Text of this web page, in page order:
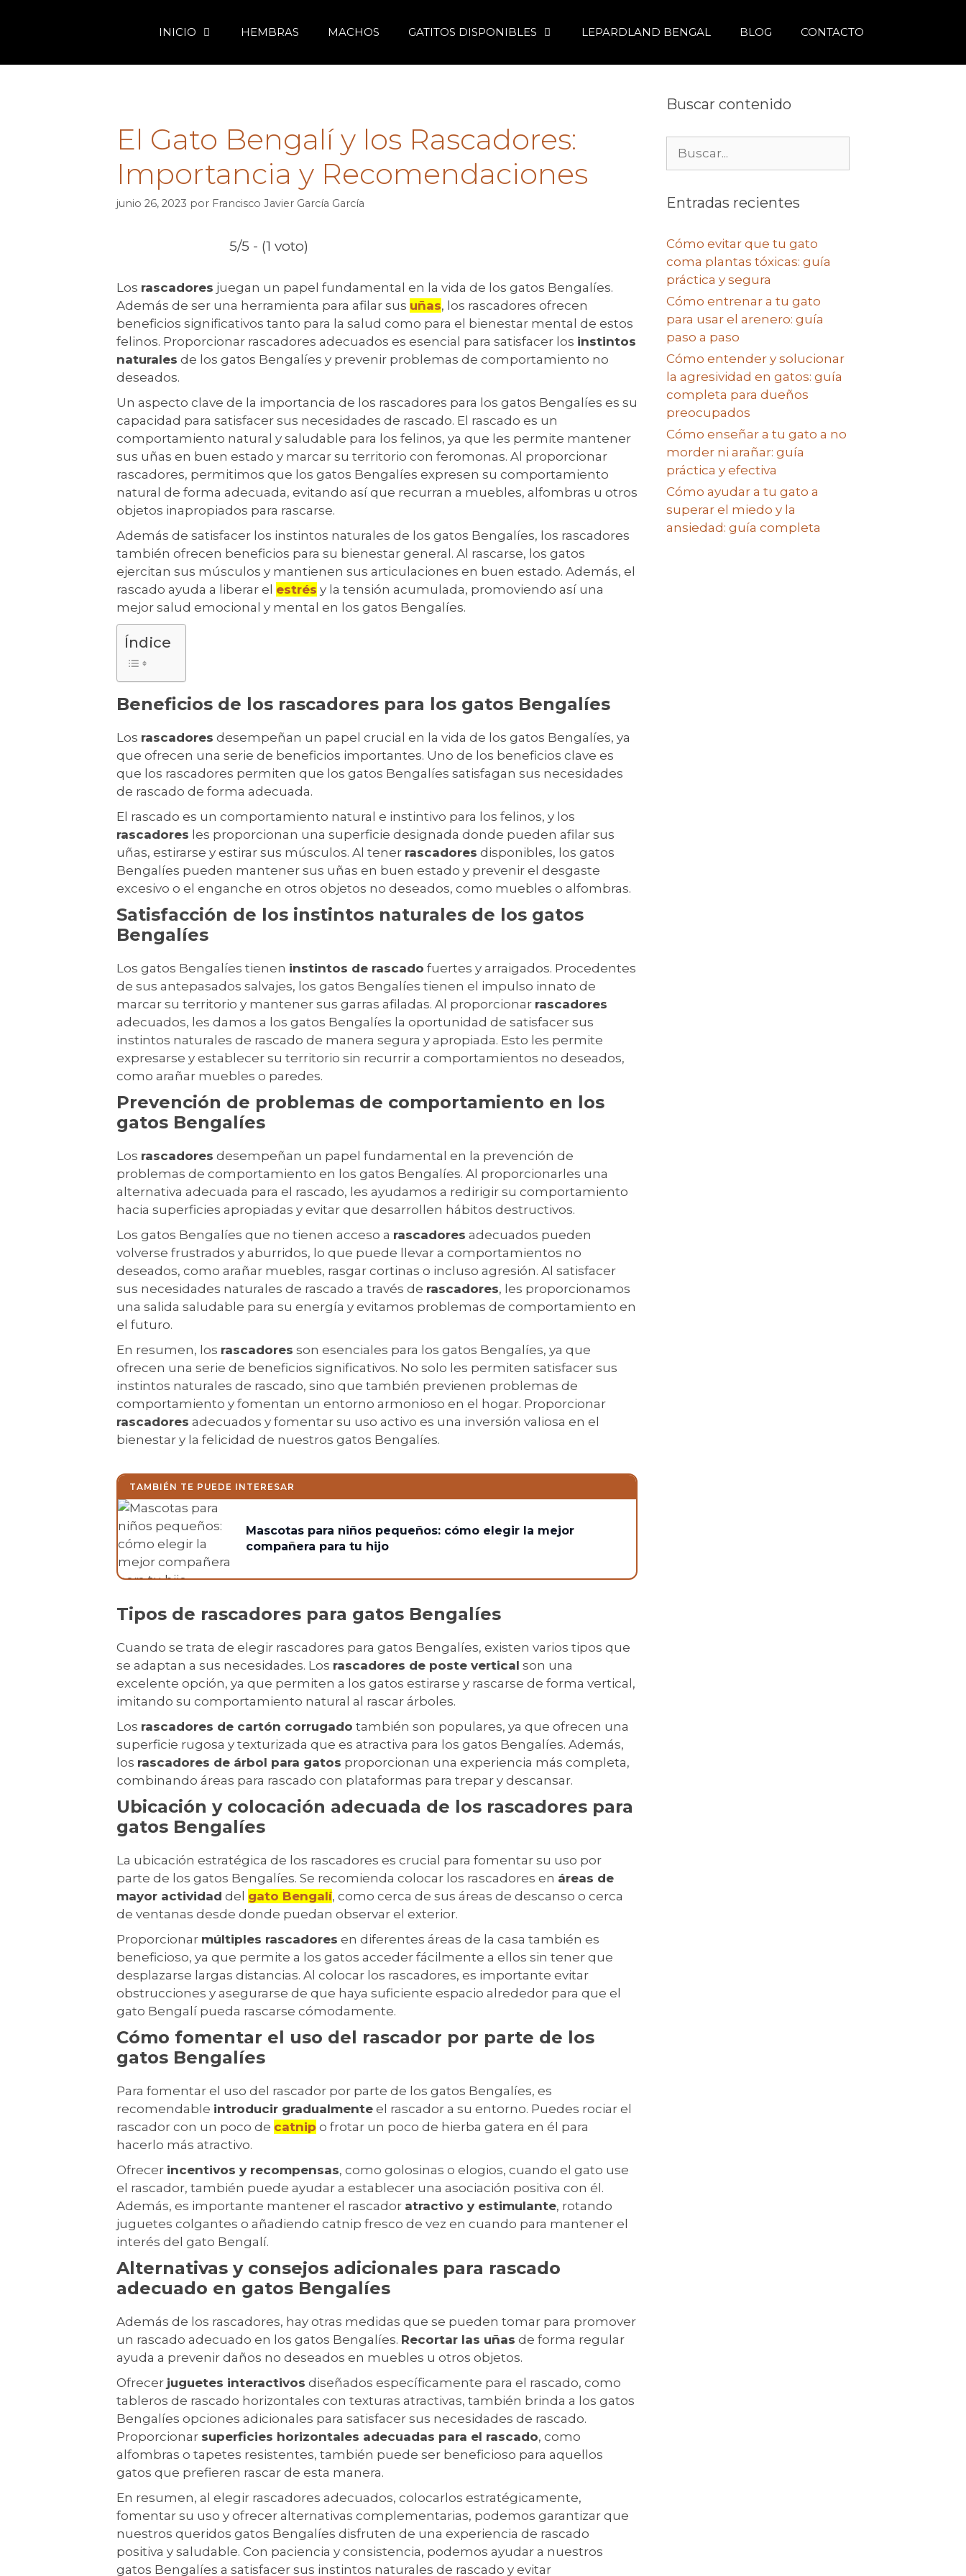
INICIO HEMBRAS MACHOS GATITOS DISPONIBLES LEPARDLAND BENGAL BLOG CONTACTO
El Gato Bengalí y los Rascadores:
Importancia y Recomendaciones
junio 26, 2023 por Francisco Javier García García
5/5 - (1 voto)
Los rascadores juegan un papel fundamental en la vida de los gatos Bengalíes.
Además de ser una herramienta para afilar sus uñas, los rascadores ofrecen
beneficios significativos tanto para la salud como para el bienestar mental de estos
felinos. Proporcionar rascadores adecuados es esencial para satisfacer los instintos
naturales de los gatos Bengalíes y prevenir problemas de comportamiento no
deseados.
Un aspecto clave de la importancia de los rascadores para los gatos Bengalíes es su
capacidad para satisfacer sus necesidades de rascado. El rascado es un
comportamiento natural y saludable para los felinos, ya que les permite mantener
sus uñas en buen estado y marcar su territorio con feromonas. Al proporcionar
rascadores, permitimos que los gatos Bengalíes expresen su comportamiento
natural de forma adecuada, evitando así que recurran a muebles, alfombras u otros
objetos inapropiados para rascarse.
Además de satisfacer los instintos naturales de los gatos Bengalíes, los rascadores
también ofrecen beneficios para su bienestar general. Al rascarse, los gatos
ejercitan sus músculos y mantienen sus articulaciones en buen estado. Además, el
rascado ayuda a liberar el estrés y la tensión acumulada, promoviendo así una
mejor salud emocional y mental en los gatos Bengalíes.
Índice
Beneficios de los rascadores para los gatos Bengalíes
Los rascadores desempeñan un papel crucial en la vida de los gatos Bengalíes, ya
que ofrecen una serie de beneficios importantes. Uno de los beneficios clave es
que los rascadores permiten que los gatos Bengalíes satisfagan sus necesidades
de rascado de forma adecuada.
El rascado es un comportamiento natural e instintivo para los felinos, y los
rascadores les proporcionan una superficie designada donde pueden afilar sus
uñas, estirarse y estirar sus músculos. Al tener rascadores disponibles, los gatos
Bengalíes pueden mantener sus uñas en buen estado y prevenir el desgaste
excesivo o el enganche en otros objetos no deseados, como muebles o alfombras.
Satisfacción de los instintos naturales de los gatos
Bengalíes
Los gatos Bengalíes tienen instintos de rascado fuertes y arraigados. Procedentes
de sus antepasados ​​salvajes, los gatos Bengalíes tienen el impulso innato de
marcar su territorio y mantener sus garras afiladas. Al proporcionar rascadores
adecuados, les damos a los gatos Bengalíes la oportunidad de satisfacer sus
instintos naturales de rascado de manera segura y apropiada. Esto les permite
expresarse y establecer su territorio sin recurrir a comportamientos no deseados,
como arañar muebles o paredes.
Prevención de problemas de comportamiento en los
gatos Bengalíes
Los rascadores desempeñan un papel fundamental en la prevención de
problemas de comportamiento en los gatos Bengalíes. Al proporcionarles una
alternativa adecuada para el rascado, les ayudamos a redirigir su comportamiento
hacia superficies apropiadas y evitar que desarrollen hábitos destructivos.
Los gatos Bengalíes que no tienen acceso a rascadores adecuados pueden
volverse frustrados y aburridos, lo que puede llevar a comportamientos no
deseados, como arañar muebles, rasgar cortinas o incluso agresión. Al satisfacer
sus necesidades naturales de rascado a través de rascadores, les proporcionamos
una salida saludable para su energía y evitamos problemas de comportamiento en
el futuro.
En resumen, los rascadores son esenciales para los gatos Bengalíes, ya que
ofrecen una serie de beneficios significativos. No solo les permiten satisfacer sus
instintos naturales de rascado, sino que también previenen problemas de
comportamiento y fomentan un entorno armonioso en el hogar. Proporcionar
rascadores adecuados y fomentar su uso activo es una inversión valiosa en el
bienestar y la felicidad de nuestros gatos Bengalíes.
TAMBIÉN TE PUEDE INTERESAR
Mascotas para niños pequeños: cómo elegir la mejor
compañera para tu hijo
Tipos de rascadores para gatos Bengalíes
Cuando se trata de elegir rascadores para gatos Bengalíes, existen varios tipos que
se adaptan a sus necesidades. Los rascadores de poste vertical son una
excelente opción, ya que permiten a los gatos estirarse y rascarse de forma vertical,
imitando su comportamiento natural al rascar árboles.
Los rascadores de cartón corrugado también son populares, ya que ofrecen una
superficie rugosa y texturizada que es atractiva para los gatos Bengalíes. Además,
los rascadores de árbol para gatos proporcionan una experiencia más completa,
combinando áreas para rascado con plataformas para trepar y descansar.
Ubicación y colocación adecuada de los rascadores para
gatos Bengalíes
La ubicación estratégica de los rascadores es crucial para fomentar su uso por
parte de los gatos Bengalíes. Se recomienda colocar los rascadores en áreas de
mayor actividad del gato Bengalí, como cerca de sus áreas de descanso o cerca
de ventanas desde donde puedan observar el exterior.
Proporcionar múltiples rascadores en diferentes áreas de la casa también es
beneficioso, ya que permite a los gatos acceder fácilmente a ellos sin tener que
desplazarse largas distancias. Al colocar los rascadores, es importante evitar
obstrucciones y asegurarse de que haya suficiente espacio alrededor para que el
gato Bengalí pueda rascarse cómodamente.
Cómo fomentar el uso del rascador por parte de los
gatos Bengalíes
Para fomentar el uso del rascador por parte de los gatos Bengalíes, es
recomendable introducir gradualmente el rascador a su entorno. Puedes rociar el
rascador con un poco de catnip o frotar un poco de hierba gatera en él para
hacerlo más atractivo.
Ofrecer incentivos y recompensas, como golosinas o elogios, cuando el gato use
el rascador, también puede ayudar a establecer una asociación positiva con él.
Además, es importante mantener el rascador atractivo y estimulante, rotando
juguetes colgantes o añadiendo catnip fresco de vez en cuando para mantener el
interés del gato Bengalí.
Alternativas y consejos adicionales para rascado
adecuado en gatos Bengalíes
Además de los rascadores, hay otras medidas que se pueden tomar para promover
un rascado adecuado en los gatos Bengalíes. Recortar las uñas de forma regular
ayuda a prevenir daños no deseados en muebles u otros objetos.
Ofrecer juguetes interactivos diseñados específicamente para el rascado, como
tableros de rascado horizontales con texturas atractivas, también brinda a los gatos
Bengalíes opciones adicionales para satisfacer sus necesidades de rascado.
Proporcionar superficies horizontales adecuadas para el rascado, como
alfombras o tapetes resistentes, también puede ser beneficioso para aquellos
gatos que prefieren rascar de esta manera.
En resumen, al elegir rascadores adecuados, colocarlos estratégicamente,
fomentar su uso y ofrecer alternativas complementarias, podemos garantizar que
nuestros queridos gatos Bengalíes disfruten de una experiencia de rascado
positiva y saludable. Con paciencia y consistencia, podemos ayudar a nuestros
gatos Bengalíes a satisfacer sus instintos naturales de rascado y evitar
Buscar contenido
Entradas recientes
Cómo evitar que tu gato
coma plantas tóxicas: guía
práctica y segura
Cómo entrenar a tu gato
para usar el arenero: guía
paso a paso
Cómo entender y solucionar
la agresividad en gatos: guía
completa para dueños
preocupados
Cómo enseñar a tu gato a no
morder ni arañar: guía
práctica y efectiva
Cómo ayudar a tu gato a
superar el miedo y la
ansiedad: guía completa